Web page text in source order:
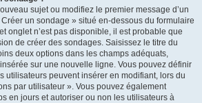
sujet ou modifiez le premier message d’un
un sondage » situé en-dessous du formulaire
onglet n’est pas disponible, il est probable que
de créer des sondages. Saisissez le titre du
deux options dans les champs adéquats,
sur une nouvelle ligne. Vous pouvez définir
utilisateurs peuvent insérer en modifiant, lors du
par utilisateur ». Vous pouvez également
en jours et autoriser ou non les utilisateurs à